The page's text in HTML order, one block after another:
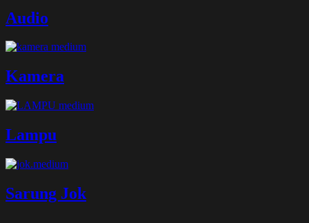
Audio
Kamera
Lampu
Sarung Jok